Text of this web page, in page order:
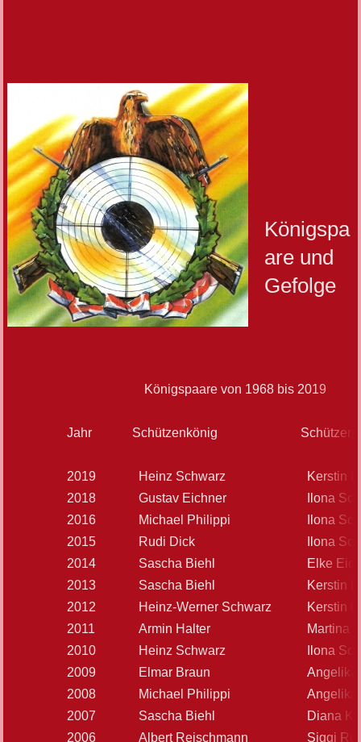
Königspa
are und
Gefolge
Königspaare von 1968 bis 2019
Jahr Schützenkönig
2019 Heinz Schwarz
Kerstin
2018
Gustav Eichner
Ilona
2016
Michael Philippi
Ilona
2015
Rudi Dick
Ilona
2014
Sascha Biehl
Elke
2013
Sascha Biehl
Kerstin
2012
Heinz-Werner Schwarz
Kerstin
2011
Armin Halter
Martina
2010
Heinz Schwarz
Ilona
2009
Elmar Braun
Angelika
2008
Michael Philippi
Angelika
2007
Sascha Biehl
Diana
2006
Albert Reischmann Siggi